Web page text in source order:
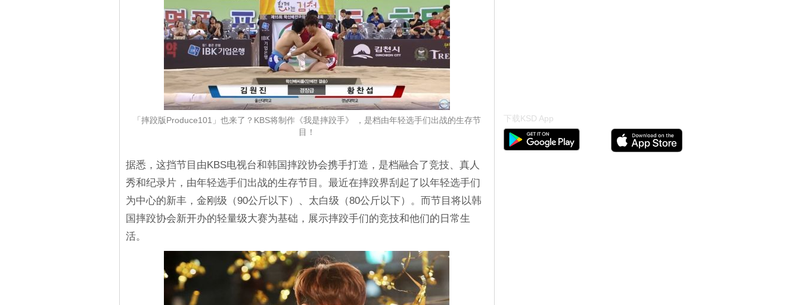
「摔跤版Produce101」也来了？KBS将制作《我是摔跤手》 ，是档由年轻选手们出战的生存节
目！
据悉，这挡节目由KBS电视台和韩国摔跤协会携手打造，是档融合了竞技、真人
秀和纪录片，由年轻选手们出战的生存节目。最近在摔跤界刮起了以年轻选手们
为中心的新丰，金刚级（90公斤以下）、太白级（80公斤以下）。而节目将以韩
国摔跤协会新开办的轻量级大赛为基础，展示摔跤手们的竞技和他们的日常生
活。
下载KSD App